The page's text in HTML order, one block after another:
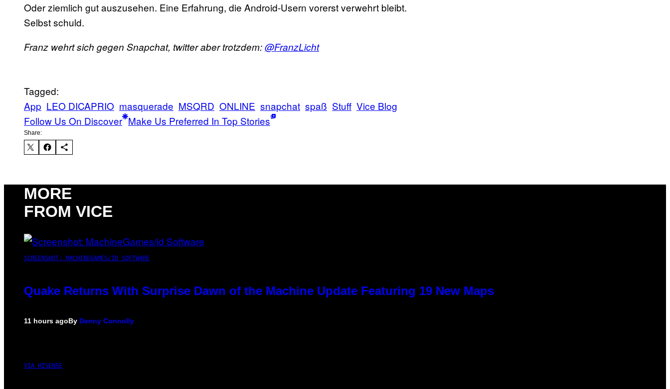
Oder ziemlich gut auszusehen. Eine Erfahrung, die Android-Usern vorerst verwehrt bleibt.
Selbst schuld.
Franz wehrt sich gegen Snapchat, twitter aber trotzdem:@FranzLicht
Tagged:
App LEO DICAPRIO masquerade MSQRD ONLINE snapchat spaß Stuff Vice Blog
Follow Us On Discover Make Us Preferred In Top Stories
Share:
MORE
FROM VICE
SCREENSHOT: MACHINEGAMES/ID SOFTWARE
Quake Returns With Surprise Dawn of the Machine Update Featuring 19 New Maps
11 hours agoBy Denny Connolly
VIA HISENSE